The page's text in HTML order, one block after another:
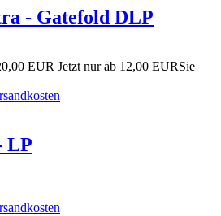
- Gatefold DLP
EUR Jetzt nur ab 12,00 EURSie
LP